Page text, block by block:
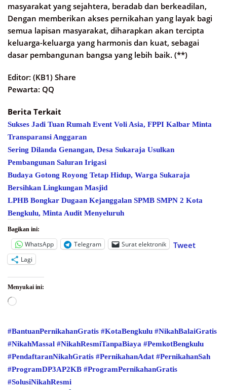
masyarakat yang sejahtera, beradab dan berkeadilan,
Dengan memberikan akses pernikahan yang layak bagi
semua lapisan masyarakat, diharapkan akan tercipta
keluarga-keluarga yang harmonis dan kuat, sebagai
dasar pembangunan bangsa yang lebih baik.​ (**)
Editor: (KB1) Share
Pewarta: QQ
Berita Terkait
Sukses Jadi Tuan Rumah Event Voli Asia, FPPI Kalbar Minta
Transparansi Anggaran
Sering Dilanda Genangan, Desa Sukaraja Usulkan
Pembangunan Saluran Irigasi
Budaya Gotong Royong Tetap Hidup, Warga Sukaraja
Bersihkan Lingkungan Masjid
LPHB Bongkar Dugaan Kejanggalan SPMB SMPN 2 Kota
Bengkulu, Minta Audit Menyeluruh
Bagikan ini:
WhatsApp Telegram Surat elektronik Tweet
Lagi
Menyukai ini:
Memuat...
#BantuanPernikahanGratis #KotaBengkulu #NikahBalaiGratis
#NikahMassal #NikahResmiTanpaBiaya #PemkotBengkulu
#PendaftaranNikahGratis #PernikahanAdat #PernikahanSah
#ProgramDP3AP2KB #ProgramPernikahanGratis
#SolusiNikahResmi